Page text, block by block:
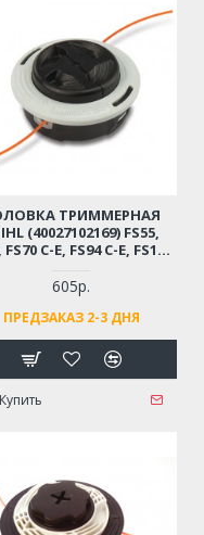
ТРИММЕРНАЯ
(40027102169) FS55,
FS70 C-E, FS94 C-E, FS100,
ВС337; SOLO123,125
ЛЕВАЯ, AUTOCUT 26-
2)
605р.
ПРЕДЗАКАЗ 2-3 ДНЯ
Купить